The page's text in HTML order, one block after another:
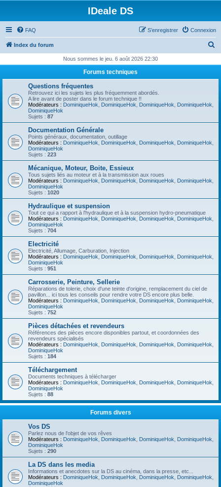
IDeale DS
FAQ Connexion
S’enregistrer
Index du forum
h
Nous sommes le jeu. 6 août 2026 22:30
Forums techniques
Questions fréquentes
Retrouvez ici les sujets les plus fréquemment abordés.
A lire avant de poster dans le forum technique !!
Modérateurs : DominiqueHok DominiqueHok DominiqueHok DominiqueHok
DominiqueHok
Sujets : 87
Documentation Générale
Points généraux, documentation, outillage
Modérateurs : DominiqueHok DominiqueHok DominiqueHok DominiqueHok
DominiqueHok
Sujets : 223
Mécanique, Moteur, Boite, Essieux
Tous sujets liés au moteur et à la transmission aux roues
Modérateurs : DominiqueHok DominiqueHok DominiqueHok DominiqueHok
DominiqueHok
Sujets : 1020
Hydraulique et suspension
Tout ce qui a rapport à l'hydraulique et à la suspension hydro-pneumatique
Modérateurs : DominiqueHok DominiqueHok DominiqueHok DominiqueHok
DominiqueHok
Sujets : 704
Electricité
Electricité, Allumage, Carburation, Injection
Modérateurs : DominiqueHok DominiqueHok DominiqueHok DominiqueHok
DominiqueHok
Sujets : 951
Carrosserie, Peinture, Sellerie
Réparations de tolerie, choix d'une teinte d'origine, remplacement du ciel de
pavillon... ici tous les conseils pour rendre votre DS encore plus belle.
Modérateurs : DominiqueHok DominiqueHok DominiqueHok DominiqueHok
DominiqueHok
Sujets : 752
Pièces détachées et revendeurs
Références des pièces encore disponibles partout, et coordonnées des
revendeurs spécialisés
Modérateurs : DominiqueHok DominiqueHok DominiqueHok DominiqueHok
DominiqueHok
Sujets : 184
Téléchargement
Documents techniques à télécharger
Modérateurs : DominiqueHok DominiqueHok DominiqueHok DominiqueHok
DominiqueHok
Sujets : 88
Forums divers
Vos DS
Parlez nous de l'objet de vos rêves
Modérateurs : DominiqueHok DominiqueHok DominiqueHok DominiqueHok
DominiqueHok
Sujets : 290
La DS dans les media
Informations et anecdotes sur la DS au cinéma, dans la presse, etc...
Modérateurs : DominiqueHok DominiqueHok DominiqueHok DominiqueHok
DominiqueHok